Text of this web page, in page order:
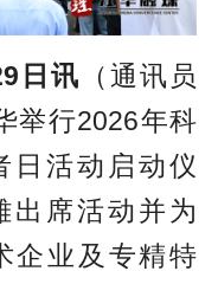
日讯 （通讯员
举行2026年科
日活动启动仪
出席活动并为
企业及专精特